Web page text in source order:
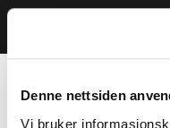
Denne nettsiden
Vi bruker